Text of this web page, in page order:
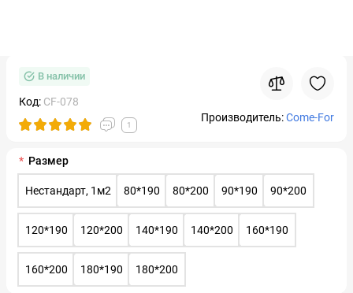
В наличии
Код: CF-078
1
Производитель:Come-For
Размер
Нестандарт, 1м2 80*190 80*200 90*190 90*200
120*190 120*200 140*190 140*200 160*190
160*200 180*190 180*200